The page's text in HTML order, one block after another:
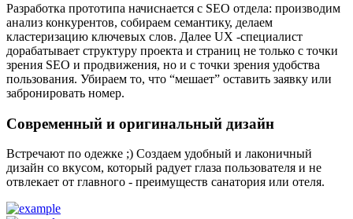
Разработка прототипа начиснается с SEO отдела: производим
анализ конкурентов, собираем семантику, делаем
кластеризацию ключевых слов. Далее UX -специалист
дорабатывает структуру проекта и страниц не только с точки
зрения SEO и продвижения, но и с точки зрения удобства
пользования. Убираем то, что “мешает” оставить заявку или
забронировать номер.
Современный и оригинальный дизайн
Встречают по одежке ;) Создаем удобный и лаконичный
дизайн со вкусом, который радует глаза пользователя и не
отвлекает от главного - преимуществ санатория или отеля.